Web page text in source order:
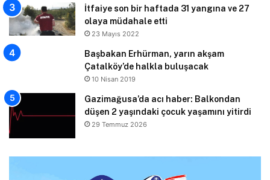
İtfaiye son bir haftada 31 yangına ve 27
olaya müdahale etti
23 Mayıs 2022
Başbakan Erhürman, yarın akşam
Çatalköy’de halkla buluşacak
10 Nisan 2019
Gazimağusa’da acı haber: Balkondan
düşen 2 yaşındaki çocuk yaşamını yitirdi
29 Temmuz 2026